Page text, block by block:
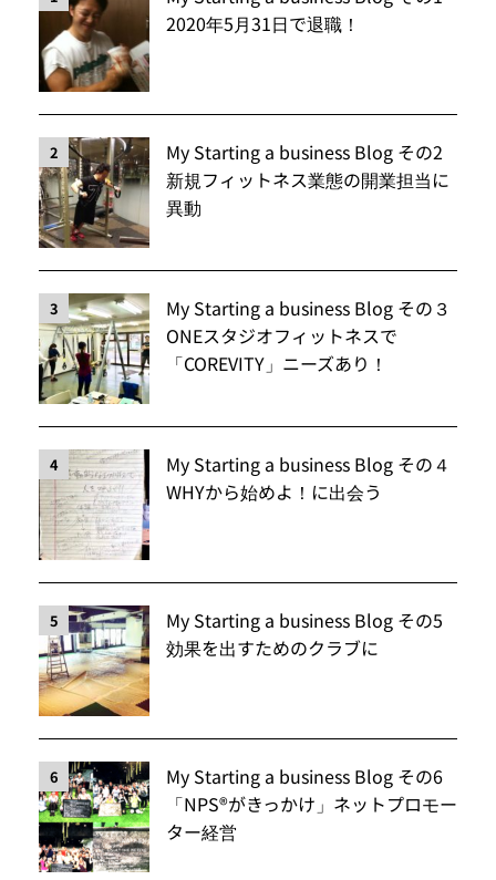
2020年5月31日で退職！
2
My Starting a business Blog その2
新規フィットネス業態の開業担当に
異動
3
My Starting a business Blog その３
ONEスタジオフィットネスで
「COREVITY」ニーズあり！
4
My Starting a business Blog その４
WHYから始めよ！に出会う
5
My Starting a business Blog その5
効果を出すためのクラブに
6
My Starting a business Blog その6
「NPS®️がきっかけ」ネットプロモー
ター経営